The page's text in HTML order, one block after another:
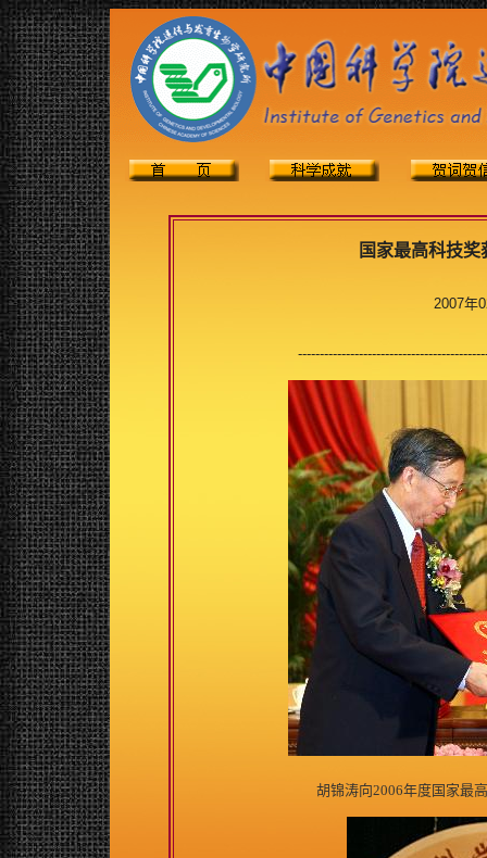
国家最高科技
2007年
胡锦涛向2006年度国家最